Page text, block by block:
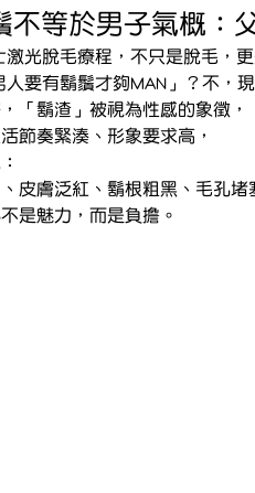
不等於男子氣概：
光脫毛療程，不只是脫毛，更
人要有鬍鬚才夠MAN」？不，
「鬍渣」被視為性感的象徵，
節奏緊湊、形象要求高，
皮膚泛紅、鬍根粗黑、毛孔
是魅力，而是負擔。